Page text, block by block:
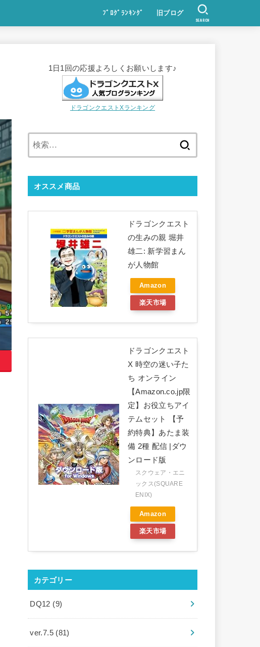
ﾌﾞﾛｸﾞﾗﾝｷﾝｸﾞ 旧ブログ
SEARCH
1日1回の応援よろしくお願いします♪
ドラゴンクエストXランキング
オススメ商品
ドラゴンクエスト
の生みの親 堀井
雄二: 新学習まん
が人物館
Amazon
楽天市場
ドラゴンクエスト
X 時空の迷い子た
ち オンライン
【Amazon.co.jp限
定】お役立ちアイ
テムセット 【予
約特典】あたま装
備 2種 配信 |ダウ
ンロード版
スクウェア・エニ
ックス(SQUARE
ENIX)
Amazon
楽天市場
カテゴリー
DQ12 (9)
ver.7.5 (81)